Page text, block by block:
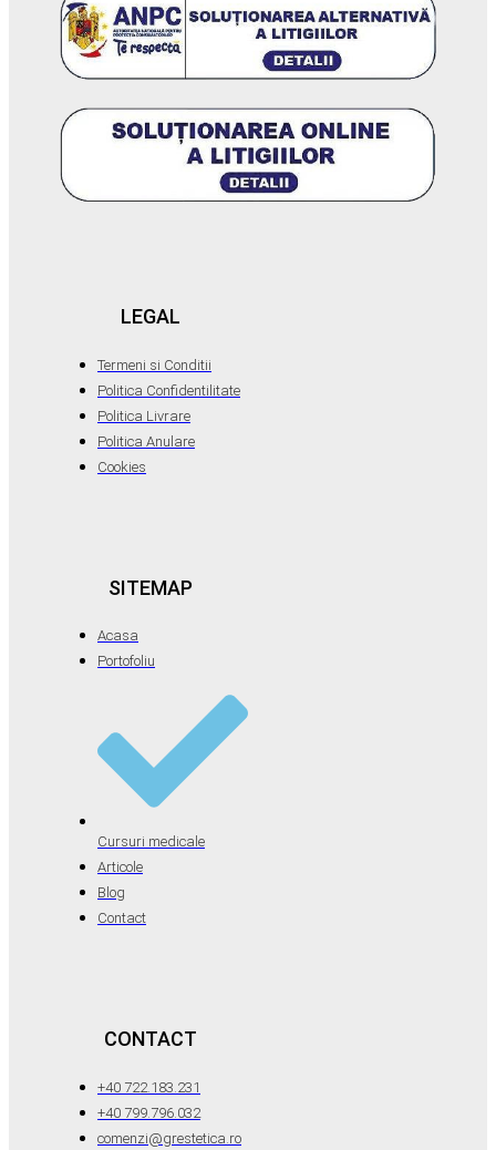
LEGAL
Termeni si Conditii
Politica Confidentilitate
Politica Livrare
Politica Anulare
Cookies
SITEMAP
Acasa
Portofoliu
Cursuri medicale
Articole
Blog
Contact
CONTACT
+40 722.183.231
+40 799.796.032
comenzi@grestetica.ro